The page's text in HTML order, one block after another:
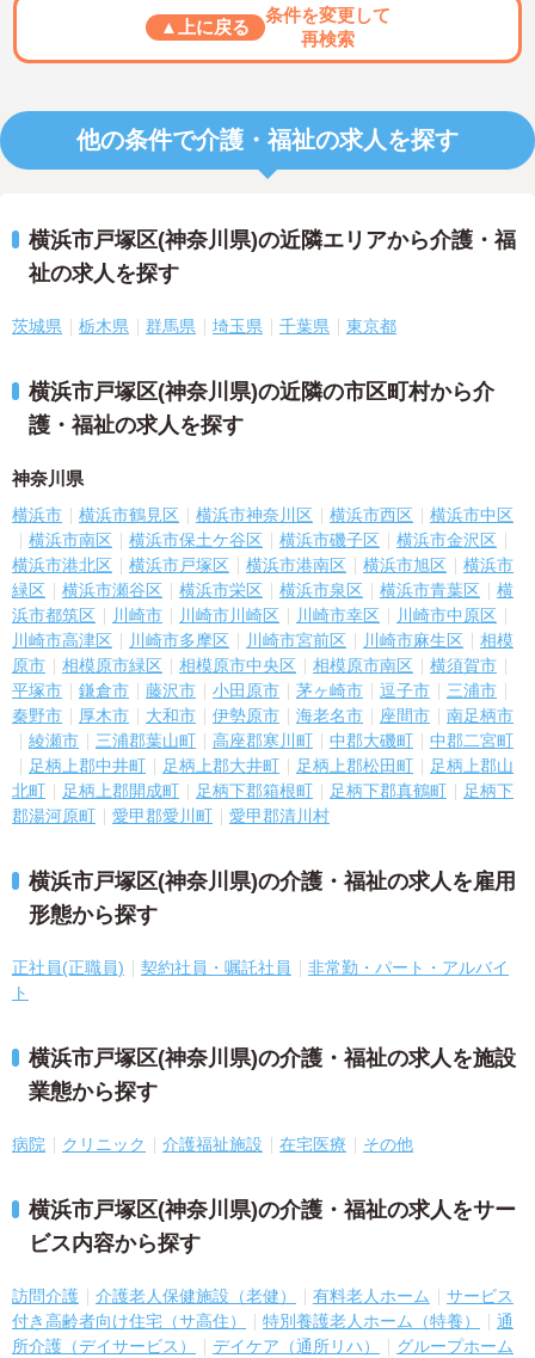
▲上に戻る
条件を変更して
再検索
他の条件で介護・福祉の求人を探す
横浜市戸塚区(神奈川県)の近隣エリアから介護・福
祉の求人を探す
茨城県 栃木県 群馬県 埼玉県 千葉県 東京都
横浜市戸塚区(神奈川県)の近隣の市区町村から介
護・福祉の求人を探す
神奈川県
横浜市 横浜市鶴見区 横浜市神奈川区 横浜市西区
横浜市中区
横浜市南区
横浜市保土ケ谷区 横浜市磯子区
横浜市金沢区
横浜市港北区
横浜市戸塚区 横浜市港南区 横浜市旭区
横浜市
緑区
横浜市瀬谷区 横浜市栄区 横浜市泉区 横浜市青葉区
横
浜市都筑区
川崎市 川崎市川崎区 川崎市幸区
川崎市中原区
川崎市高津区
川崎市多摩区 川崎市宮前区 川崎市麻生区
相模
原市
相模原市緑区 相模原市中央区 相模原市南区
横須賀市
平塚市
鎌倉市 藤沢市 小田原市 茅ヶ崎市 逗子市
三浦市
秦野市
厚木市 大和市 伊勢原市 海老名市 座間市
南足柄市
綾瀬市
三浦郡葉山町 高座郡寒川町 中郡大磯町
中郡二宮町
足柄上郡中井町
足柄上郡大井町 足柄上郡松田町
足柄上郡山
北町
足柄上郡開成町 足柄下郡箱根町 足柄下郡真鶴町
足柄下
郡湯河原町
愛甲郡愛川町 愛甲郡清川村
横浜市戸塚区(神奈川県)の介護・福祉の求人を雇用
形態から探す
正社員(正職員) 契約社員・嘱託社員
非常勤・パート・アルバイ
ト
横浜市戸塚区(神奈川県)の介護・福祉の求人を施設
業態から探す
病院 クリニック 介護福祉施設 在宅医療 その他
横浜市戸塚区(神奈川県)の介護・福祉の求人をサー
ビス内容から探す
訪問介護 介護老人保健施設（老健） 有料老人ホーム
サービス
付き高齢者向け住宅（サ高住）
特別養護老人ホーム（特養）
通
所介護（デイサービス）
デイケア（通所リハ）
グループホーム